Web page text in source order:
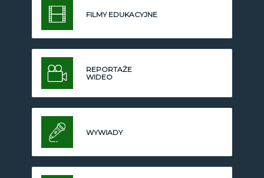
FILMY EDUKACYJNE
REPORTAŻE
WIDEO
WYWIADY